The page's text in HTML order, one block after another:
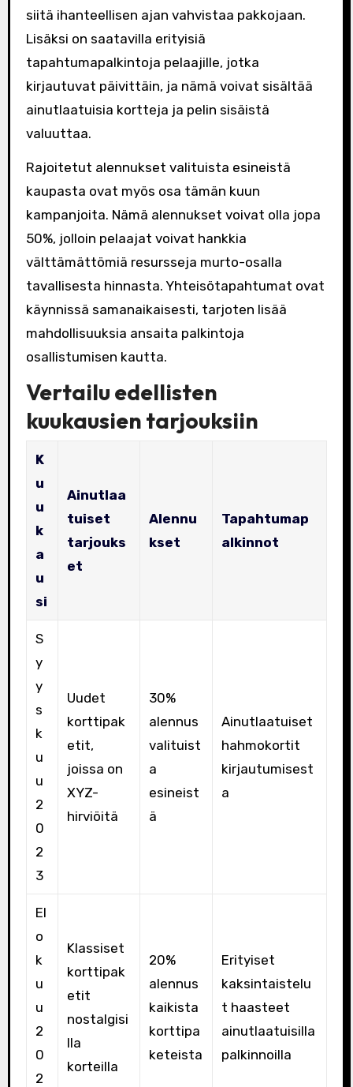
siitä ihanteellisen ajan vahvistaa pakkojaan.
Lisäksi on saatavilla erityisiä
tapahtumapalkintoja pelaajille, jotka
kirjautuvat päivittäin, ja nämä voivat sisältää
ainutlaatuisia kortteja ja pelin sisäistä
valuuttaa.
Rajoitetut alennukset valituista esineistä
kaupasta ovat myös osa tämän kuun
kampanjoita. Nämä alennukset voivat olla jopa
50%, jolloin pelaajat voivat hankkia
välttämättömiä resursseja murto-osalla
tavallisesta hinnasta. Yhteisötapahtumat ovat
käynnissä samanaikaisesti, tarjoten lisää
mahdollisuuksia ansaita palkintoja
osallistumisen kautta.
Vertailu edellisten
kuukausien tarjouksiin
K
u
u
k
a
u
si
Ainutlaa
tuiset
tarjouks
et
Alennu
kset
Tapahtumap
alkinnot
S
y
y
s
k
u
u
2
0
2
3
Uudet
korttipak
etit,
joissa on
XYZ-
hirviöitä
30%
alennus
valituist
a
esineist
ä
Ainutlaatuiset
hahmokortit
kirjautumisest
a
El
o
k
u
u
2
0
2
Klassiset
korttipak
etit
nostalgisi
lla
korteilla
20%
alennus
kaikista
korttipa
keteista
Erityiset
kaksintaistelu
t haasteet
ainutlaatuisilla
palkinnoilla